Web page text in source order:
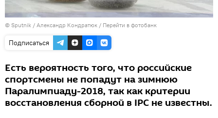
© Sputnik / Александр Кондратюк / Перейти в фотобанк
Подписаться
Есть вероятность того, что российские
спортсмены не попадут на зимнюю
Паралимпиаду-2018, так как критерии
восстановления сборной в IPC не известны.